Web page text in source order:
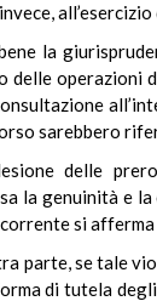
la
delle operazioni
sarebbero
delle
la genuinità e
si
parte, se tale
di tutela